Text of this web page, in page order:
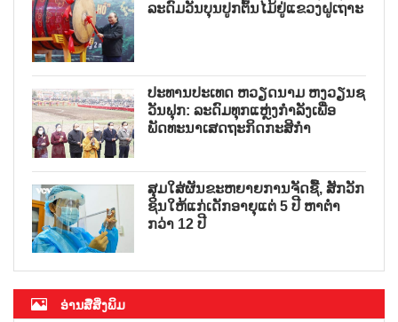
ລະດົມວັນບຸນປູກຕົ້ນໄມ້ຢູ່ແຂວງຝູເຖາະ
ປະທານປະເທດ ຫວຽດນາມ ຫງວຽນຊ
ວັນຟຸກ: ລະດົມທຸກແຫຼ່ງກຳລັງເພື່ອ
ພັດທະນາເສດຖະກິດກະສິກຳ
ສຸມໃສ່ຜັນຂະຫຍາຍການຈັດຊື້, ສັກວັກ
ຊິນໃຫ້ແກ່ເດັກອາຍຸແຕ່ 5 ປີ ຫາຕ່ຳ
ກວ່າ 12 ປີ
ອ່ານສື່ສິ່ງພິມ